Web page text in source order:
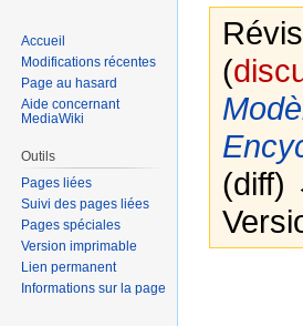
(
(diff)
Accueil
Modifications récentes
Page au hasard
Aide concernant
MediaWiki
Outils
Pages liées
Suivi des pages liées
Pages spéciales
Version imprimable
Lien permanent
Informations sur la page